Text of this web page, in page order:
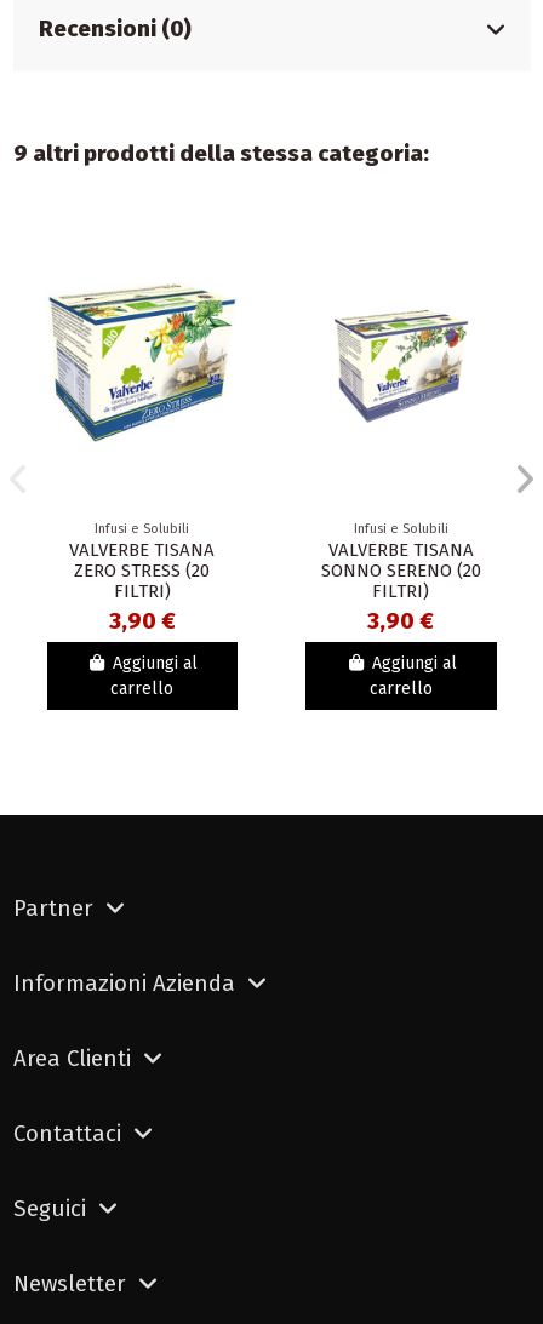
Recensioni (0)
9 altri prodotti della stessa categoria:
Infusi e Solubili
VALVERBE TISANA
ZERO STRESS (20
FILTRI)
3,90 €
Aggiungi al
carrello
Infusi e Solubili
VALVERBE TISANA
SONNO SERENO (20
FILTRI)
3,90 €
Aggiungi al
carrello
Partner
Informazioni Azienda
Area Clienti
Contattaci
Seguici
Newsletter